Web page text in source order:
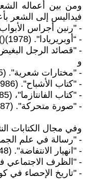
فيداليس إلى الشعر
- "رنين أجراس الأبواب".
- “أوبريريادا". (1978)(). و
و
- "مختارات شعرية". (1985)(). و
- "كتاب الأشباح". (1986)(). و
- "كتاب الفانتازما"، (1985) (). و
- "صورة متحركة". (1987)()
وفي مجال الكتابات
- "رسالة في علم الجمال".
- "انهيار الانتفاضة". (1948)()، و
- "الظرف الاجتماعي في
- "تاريخ الإحصاء في